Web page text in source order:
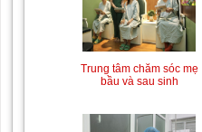
Trung tâm chăm sóc mẹ
bầu và sau sinh